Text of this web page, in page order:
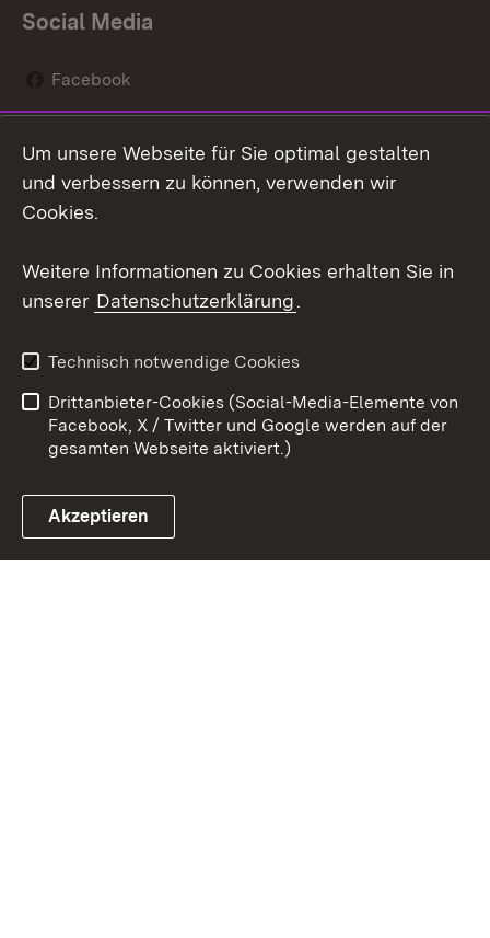
Social Media
Facebook
Social Wall
Youtube
Link zum Landesportal
Kontakt
Datenschutz
Barrierefreiheit
Impressum Cookies
Um unsere Webseite für Sie optimal gestalten
und verbessern zu können, verwenden wir
Cookies.
Weitere Informationen zu Cookies erhalten Sie in
unserer Datenschutzerklärung.
Technisch notwendige Cookies
Drittanbieter-Cookies (Social-Media-Elemente von
Facebook, X / Twitter und Google werden auf der
gesamten Webseite aktiviert.)
Akzeptieren